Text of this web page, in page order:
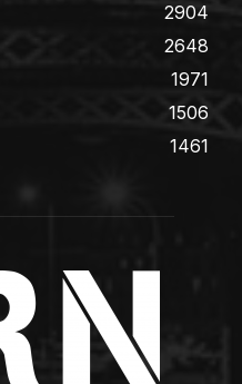
2904
2648
1971
1506
1461